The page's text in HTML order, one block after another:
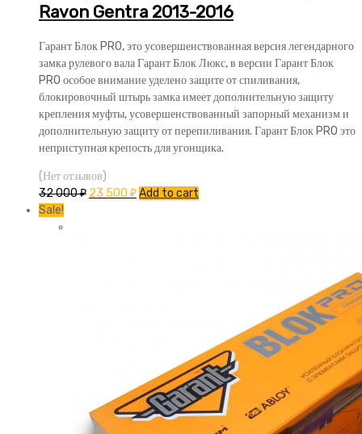
Ravon Gentra 2013-2016
Гарант Блок PRO, это усовершенствованная версия легендарного
замка рулевого вала Гарант Блок Люкс, в версии Гарант Блок
PRO особое внимание уделено защите от спиливания,
блокировочный штырь замка имеет дополнительную защиту
крепления муфты, усовершенствованный запорный механизм и
дополнительную защиту от перепиливания. Гарант Блок PRO это
неприступная крепость для угонщика.
(Нет отзывов)
32 000₽ 23 500 ₽Add to cart
Sale!